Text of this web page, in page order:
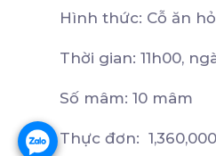
Hình thức: Cỗ ăn
Thời gian: 11h00,
Số mâm: 10 mâm
Thực đơn: